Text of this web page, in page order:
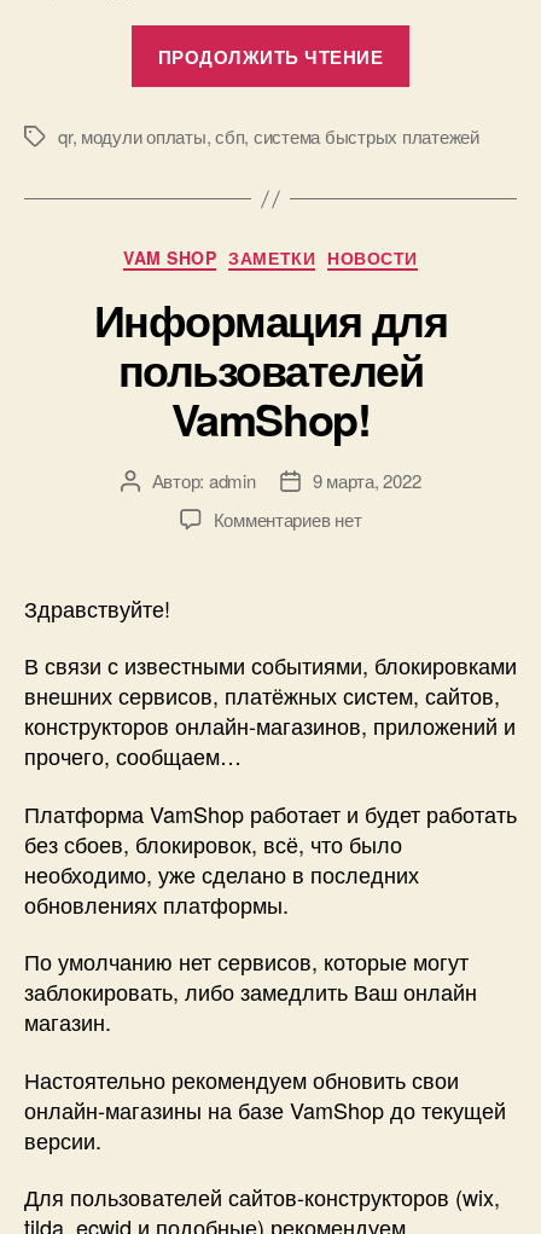
Система
быстрых
ПРОДОЛЖИТЬ ЧТЕНИЕ
коду,
—
быстрых
Метки
qr, модули оплаты,сбп, система быстрых платежей
Рубрики
VAM SHOP ЗАМЕТКИ НОВОСТИ
Информация для
пользователей
VamShop!
Автор
записи
Автор: admin
Дата9 марта, 2022
Комментариевк
нет
Здравствуйте!
В связи с известными событиями, блокировками
внешних сервисов, платёжных систем, сайтов,
конструкторов онлайн-магазинов, приложений и
прочего, сообщаем…
Платформа VamShop работает и будет работать
без сбоев, блокировок, всё, что было
необходимо, уже сделано в последних
обновлениях платформы.
По умолчанию нет сервисов, которые могут
заблокировать, либо замедлить Ваш онлайн
магазин.
Настоятельно рекомендуем обновить свои
онлайн-магазины на базе VamShop до текущей
версии.
Для пользователей сайтов-конструкторов (wix,
tilda, ecwid и подобные) рекомендуем